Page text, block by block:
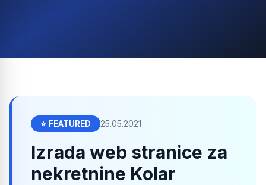
⭐ FEATURED 25.05.2021
Izrada web stranice za
nekretnine Kolar